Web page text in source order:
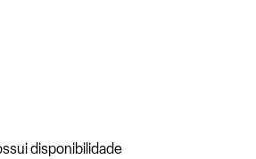
disponibilidade